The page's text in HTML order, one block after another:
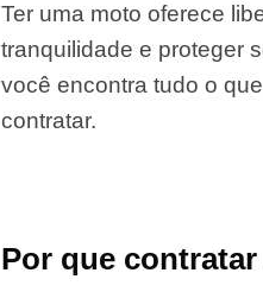
Ter uma moto oferece
tranquilidade e proteger
você encontra tudo o
contratar.
Por que contratar